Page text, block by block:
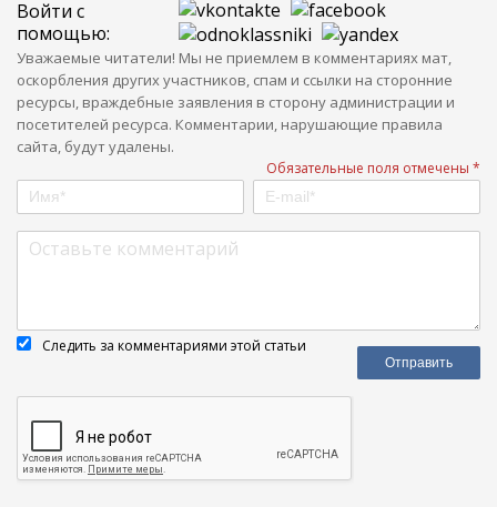
Войти с
помощью:
Уважаемые читатели! Мы не приемлем в комментариях мат,
оскорбления других участников, спам и ссылки на сторонние
ресурсы, враждебные заявления в сторону администрации и
посетителей ресурса. Комментарии, нарушающие правила
сайта, будут удалены.
Обязательные поля отмечены *
Следить за комментариями этой статьи